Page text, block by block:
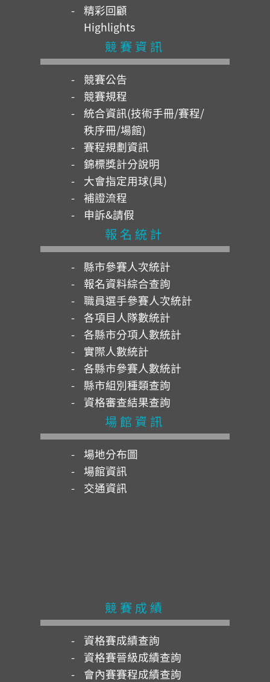
精彩回顧
Highlights
競賽資訊
競賽公告
競賽規程
統合資訊(技術手冊/賽程/
秩序冊/場館)
賽程規劃資訊
錦標獎計分說明
大會指定用球(具)
補證流程
申訴&請假
報名統計
縣市參賽人次統計
報名資料綜合查詢
職員選手參賽人次統計
各項目人隊數統計
各縣市分項人數統計
實際人數統計
各縣市參賽人數統計
縣市組別種類查詢
資格審查結果查詢
場館資訊
場地分布圖
場館資訊
交通資訊
競賽成績
資格賽成績查詢
資格賽晉級成績查詢
會內賽賽程成績查詢